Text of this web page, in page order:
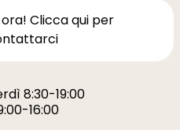
Clicca qui per
8:30-19:00
16:00